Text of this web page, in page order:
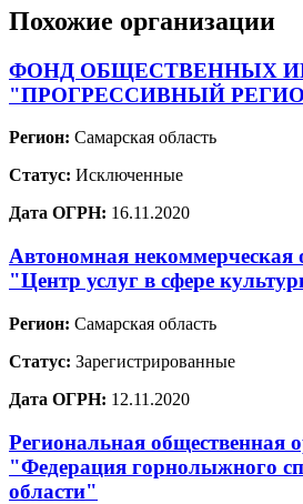
Похожие организации
ФОНД ОБЩЕСТВЕННЫХ
"ПРОГРЕССИВНЫЙ
Регион: Самарская область
Статус: Исключенные
Дата ОГРН: 16.11.2020
Автономная некоммерческая
"Центр услуг в сфере
Регион: Самарская область
Статус: Зарегистрированные
Дата ОГРН: 12.11.2020
Региональная общественная
"Федерация горнолыжного
области"